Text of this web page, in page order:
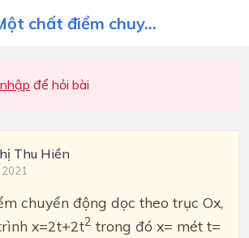
chất điểm chuy...
để hỏi bài
Thu Hiền
chuyển động dọc theo trục Ox,
x=2t+2t2 trong đó x= mét t=